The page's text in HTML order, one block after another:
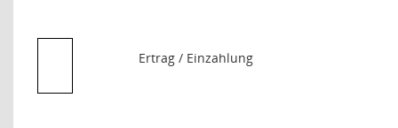
Ertrag / Einzahlung